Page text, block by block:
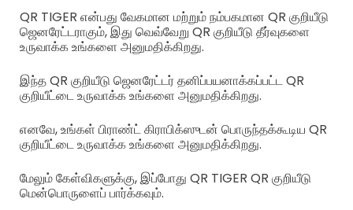
QR TIGER என்பது வேகமான மற்றும் நம்பகமான QR குறியீடு
ஜெனரேட்டராகும், இது வெவ்வேறு QR குறியீடு தீர்வுகளை
உருவாக்க உங்களை அனுமதிக்கிறது.
இந்த QR குறியீடு ஜெனரேட்டர் தனிப்பயனாக்கப்பட்ட QR
குறியீட்டை உருவாக்க உங்களை அனுமதிக்கிறது.
எனவே, உங்கள் பிராண்ட் கிராபிக்ஸுடன் பொருந்தக்கூடிய QR
குறியீட்டை உருவாக்க உங்களை அனுமதிக்கிறது.
மேலும் கேள்விகளுக்கு, இப்போது QR TIGER QR குறியீடு
மென்பொருளைப் பார்க்கவும்.